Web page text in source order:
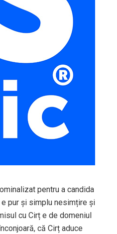
pentru a candida
pur și simplu nesimțire și
cu Cirț e de domeniul
că Cirț aduce